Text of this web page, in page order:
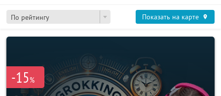
По рейтингу Показать на карте
-15%